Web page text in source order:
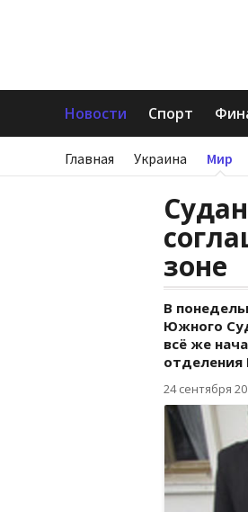
Новости Спорт
Главная Украина Мир
зоне
В
Южного
всё же
24 сентября